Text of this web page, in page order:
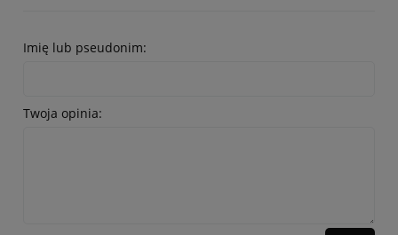
Imię lub pseudonim:
Twoja opinia: